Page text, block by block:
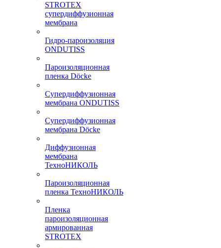
STROTEX
супердиффузионная
мембрана
Гидро-пароизоляция
ONDUTISS
Пароизоляционная
пленка Döcke
Супердиффузионная
мембрана ONDUTISS
Супердиффузионная
мембрана Döcke
Диффузионная
мембрана
ТехноНИКОЛЬ
Пароизоляционная
пленка ТехноНИКОЛЬ
Пленка
пароизоляционная
армированная
STROTEX